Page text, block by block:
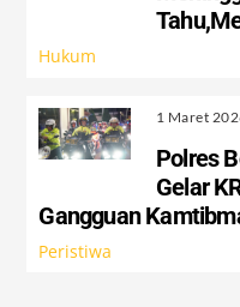
Hukum
1 Maret
Polres
Gelar
Gangguan
Peristiwa